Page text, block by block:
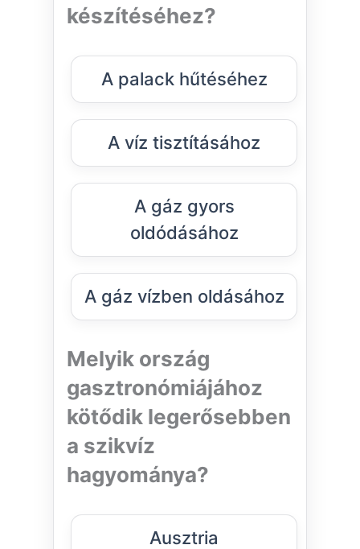
készítéséhez?
A palack hűtéséhez
A víz tisztításához
A gáz gyors
oldódásához
A gáz vízben oldásához
Melyik ország
gasztronómiájához
kötődik legerősebben
a szikvíz
hagyománya?
Ausztria